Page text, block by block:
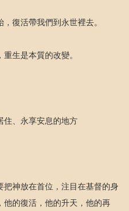
復活帶我們到永世裡去。
生是本質的改變。
住、永享安息的地方
神放在首位，注目在基督的身
他的復活，他的升天，他的再